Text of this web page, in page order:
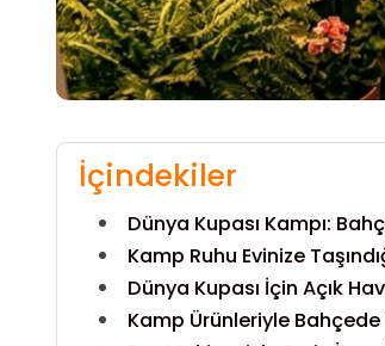
İçindekiler
Dünya Kupası Kampı:
Kamp Ruhu Evinize
Dünya Kupası İçin Açık
Kamp Ürünleriyle